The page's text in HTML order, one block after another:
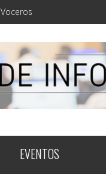
Voceros
EVENTOS